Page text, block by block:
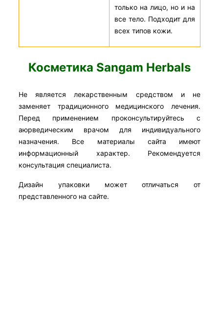
только на лицо, но и на
все тело. Подходит для
всех типов кожи.
Косметика Sangam Herbals
Не является лекарственным средством и не
заменяет традиционного медицинского лечения.
Перед применением проконсультируйтесь с
аюрведическим врачом для индивидуального
назначения. Все материалы сайта имеют
информационный характер. Рекомендуется
консультация специалиста.
Дизайн упаковки может отличаться от
представленного на сайте.